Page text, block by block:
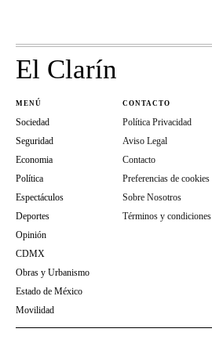
El Clarín
MENÚ
Sociedad
Seguridad
Economia
Política
Espectáculos
Deportes
Opinión
CDMX
Obras y Urbanismo
Estado de México
Movilidad
CONTACTO
Política Privacidad
Aviso Legal
Contacto
Preferencias de cookies
Sobre Nosotros
Términos y condiciones